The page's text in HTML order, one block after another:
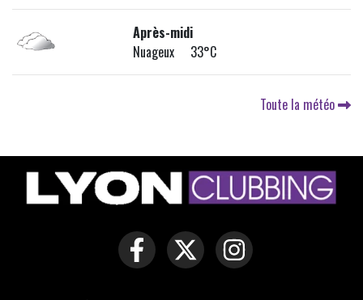
Après-midi
Nuageux 33°C
Toute la météo